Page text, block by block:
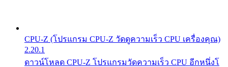
CPU-Z (โปรแกรม CPU-Z วัดดูความเร็ว CPU เครื่องคุณ)
2.20.1
ดาวน์โหลด CPU-Z โปรแกรมวัดความเร็ว CPU อีกหนึ่งโ